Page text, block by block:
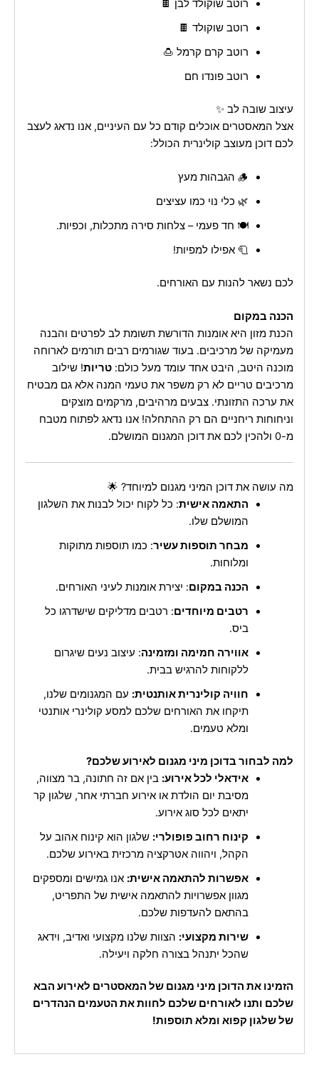
רוטב שוקולד לבן 🍫
רוטב שוקולד 🍫
רוטב קרם קרמל 🍮
רוטב פונדו חם
עיצוב שובה לב ✨
אצל המאסטרים אוכלים קודם כל עם העיניים, אנו נדאג לעצב
לכם דוכן מעוצב קולינרית הכולל:
🪵 הגבהות מעץ
🌿 כלי נוי כמו עציצים
🍽️ חד פעמי – צלחות סירה מתכלות, וכפיות.
🧻 אפילו למפיות!
לכם נשאר להנות עם האורחים.
הכנה במקום
הכנת מזון היא אומנות הדורשת תשומת לב לפרטים והבנה
מעמיקה של מרכיבים. בעוד שגורמים רבים תורמים לארוחה
מוכנה היטב, היבט אחד עומד מעל כולם: טריות! שילוב
מרכיבים טריים לא רק משפר את טעמי המנה אלא גם מבטיח
את ערכה התזונתי. צבעים מרהיבים, מרקמים מוצקים
וניחוחות ריחניים הם רק ההתחלה! אנו נדאג לפתוח מטבח
מ-0 ולהכין לכם את דוכן המגנום המושלם.
מה עושה את דוכן המיני מגנום למיוחד? 🌟
התאמה אישית: כל לקוח יכול לבנות את השלגון
המושלם שלו.
מבחר תוספות עשיר: כמו תוספות מתוקות
ומלוחות.
הכנה במקום: יצירת אומנות לעיני האורחים.
רטבים מיוחדים: רטבים מדליקים שישדרגו כל
ביס.
אווירה חמימה ומזמינה: עיצוב נעים שיגרום
ללקוחות להרגיש בבית.
חוויה קולינרית אותנטית: עם המגנומים שלנו,
תיקחו את האורחים שלכם למסע קולינרי אותנטי
ומלא טעמים.
למה לבחור בדוכן מיני מגנום לאירוע שלכם?
אידאלי לכל אירוע: בין אם זה חתונה, בר מצווה,
מסיבת יום הולדת או אירוע חברתי אחר, שלגון קר
יתאים לכל סוג אירוע.
קינוח רחוב פופולרי: שלגון הוא קינוח אהוב על
הקהל, ויהווה אטרקציה מרכזית באירוע שלכם.
אפשרות להתאמה אישית: אנו גמישים ומספקים
מגוון אפשרויות להתאמה אישית של התפריט,
בהתאם להעדפות שלכם.
שירות מקצועי: הצוות שלנו מקצועי ואדיב, וידאג
שהכל יתנהל בצורה חלקה ויעילה.
הזמינו את הדוכן מיני מגנום של המאסטרים לאירוע הבא
שלכם ותנו לאורחים שלכם לחוות את הטעמים הנהדרים
של שלגון קפוא ומלא תוספות!